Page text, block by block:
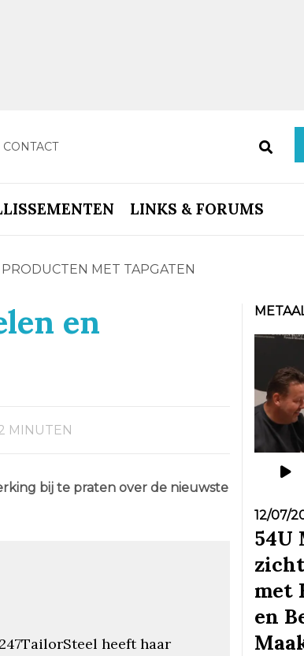
CONTACT
LINKS & FORUMS
MET TAPGATEN
en
MINUTEN
bij te praten over de nieuwste
247TailorSteel heeft haar
12/07/
54U
met
en